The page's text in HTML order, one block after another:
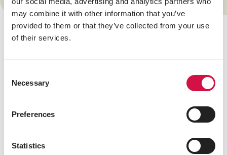
may combine it with other information that you’ve
provided to them or that they’ve collected from your use
of their services.
Selection
Necessary
Preferences
Statistics